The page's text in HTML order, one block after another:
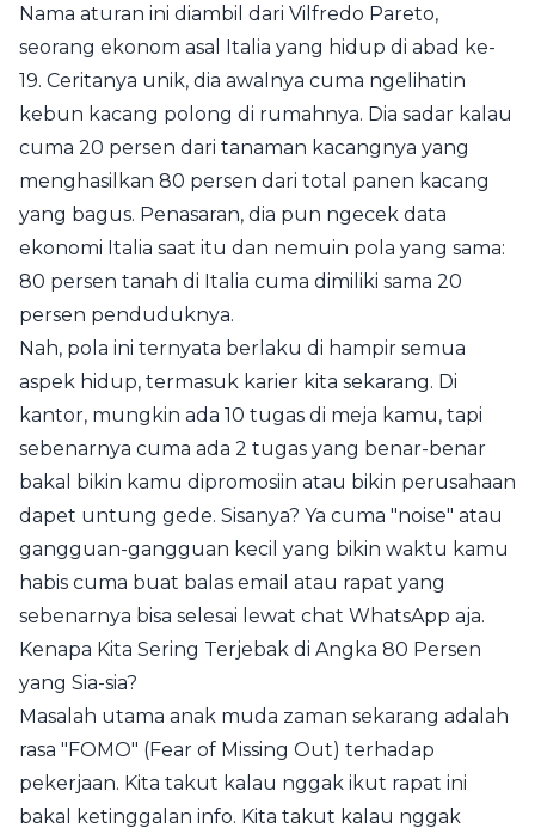
Nama aturan ini diambil dari Vilfredo Pareto,
seorang ekonom asal Italia yang hidup di abad ke-
19. Ceritanya unik, dia awalnya cuma ngelihatin
kebun kacang polong di rumahnya. Dia sadar kalau
cuma 20 persen dari tanaman kacangnya yang
menghasilkan 80 persen dari total panen kacang
yang bagus. Penasaran, dia pun ngecek data
ekonomi Italia saat itu dan nemuin pola yang sama:
80 persen tanah di Italia cuma dimiliki sama 20
persen penduduknya.
Nah, pola ini ternyata berlaku di hampir semua
aspek hidup, termasuk karier kita sekarang. Di
kantor, mungkin ada 10 tugas di meja kamu, tapi
sebenarnya cuma ada 2 tugas yang benar-benar
bakal bikin kamu dipromosiin atau bikin perusahaan
dapet untung gede. Sisanya? Ya cuma "noise" atau
gangguan-gangguan kecil yang bikin waktu kamu
habis cuma buat balas email atau rapat yang
sebenarnya bisa selesai lewat chat WhatsApp aja.
Kenapa Kita Sering Terjebak di Angka 80 Persen
yang Sia-sia?
Masalah utama anak muda zaman sekarang adalah
rasa "FOMO" (Fear of Missing Out) terhadap
pekerjaan. Kita takut kalau nggak ikut rapat ini
bakal ketinggalan info. Kita takut kalau nggak